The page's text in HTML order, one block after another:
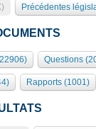
autres organes
de l'Assemblée
l'Assemblée
des Présidents
du palais Bourbon
Précédentes
Questions
Rapports (1001)